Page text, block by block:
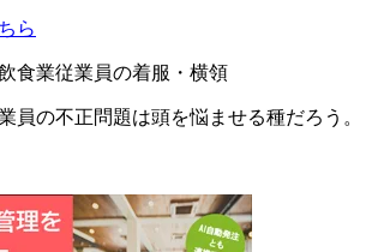
ら
食業従業員の着服・横領
員の不正問題は頭を悩ませる種だろう。